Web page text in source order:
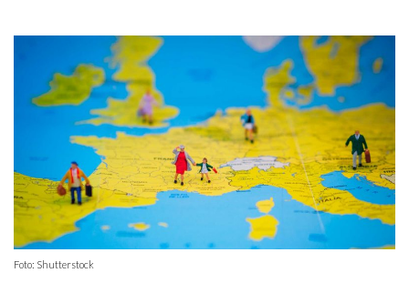
Foto: Shutterstock